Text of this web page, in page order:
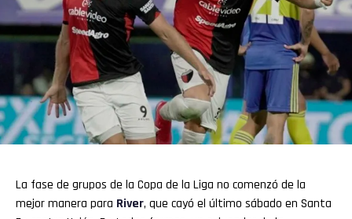
La fase de grupos de la Copa de la Liga no comenzó de la
mejor manera para River, que cayó el último sábado en Santa
Whatsapp
Email